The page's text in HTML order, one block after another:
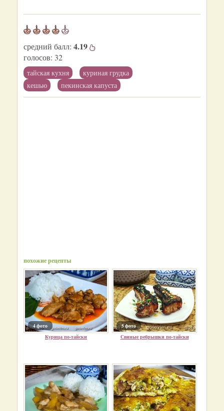
средний балл: 4.19
голосов: 32
тайская кухня
куриная грудка
кешью
пекинская капуста
похожие рецепты
4 фото
Курица по-тайски
5 фото
Свиные ребрышки по-тайски